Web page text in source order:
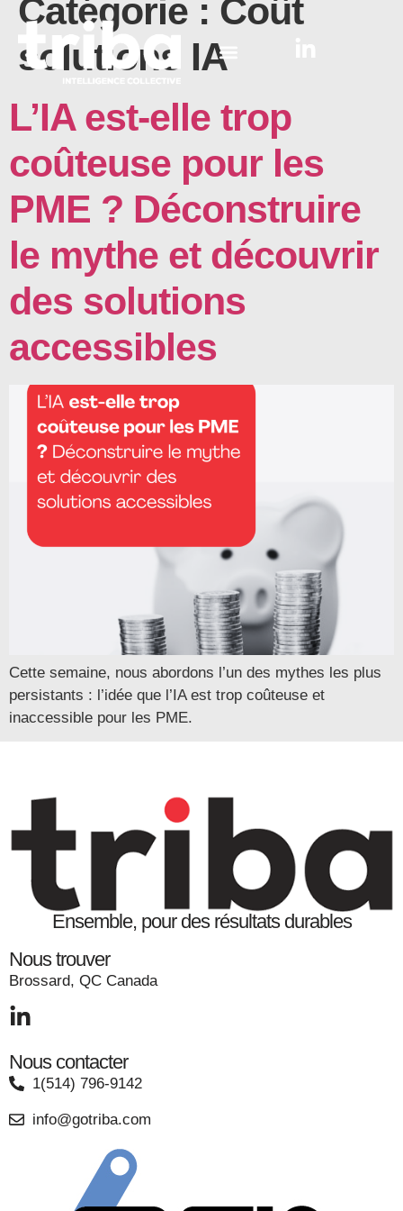
Catégorie : Coût
solutions IA
L’IA est-elle trop
coûteuse pour les
PME ? Déconstruire
le mythe et découvrir
des solutions
accessibles
Cette semaine, nous abordons l’un des mythes les plus
persistants : l’idée que l’IA est trop coûteuse et
inaccessible pour les PME.
Ensemble, pour des résultats durables
Nous trouver
Brossard, QC Canada
Nous contacter
1(514) 796-9142
info@gotriba.com